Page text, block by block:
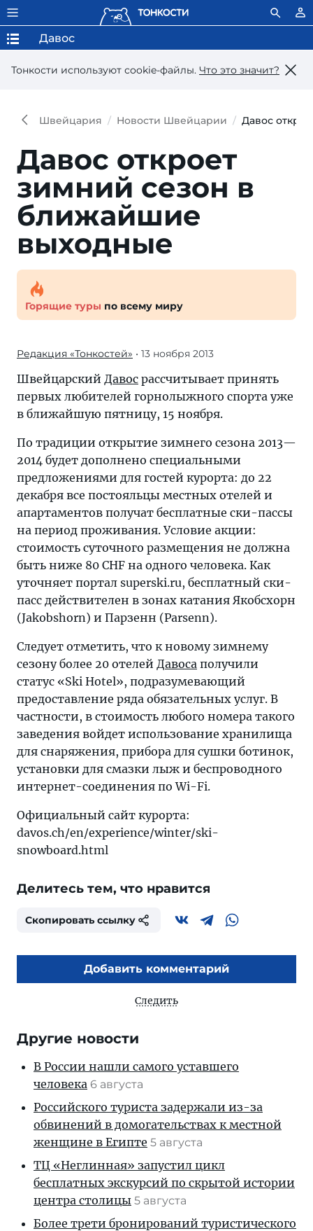
Тонкости используют сookie-файлы. Что это значит?
Давос
Швейцария Новости Швейцарии Давос
Давос откроет
зимний сезон в
ближайшие
выходные
Горящие туры по всему миру
Редакция «Тонкостей» • 13 ноября 2013
Швейцарский Давос рассчитывает принять
первых любителей горнолыжного спорта уже
в ближайшую пятницу, 15 ноября.
По традиции открытие зимнего сезона 2013—
2014 будет дополнено специальными
предложениями для гостей курорта: до 22
декабря все постояльцы местных отелей и
апартаментов получат бесплатные ски-пассы
на период проживания. Условие акции:
стоимость суточного размещения не должна
быть ниже 80 CHF на одного человека. Как
уточняет портал superski.ru, бесплатный ски-
пасс действителен в зонах катания Якобсхорн
(Jakobshorn) и Парзенн (Parsenn).
Следует отметить, что к новому зимнему
сезону более 20 отелей Давоса получили
статус «Ski Hotel», подразумевающий
предоставление ряда обязательных услуг. В
частности, в стоимость любого номера такого
заведения войдет использование хранилища
для снаряжения, прибора для сушки ботинок,
установки для смазки лыж и беспроводного
интернет-соединения по Wi-Fi.
Официальный сайт курорта:
davos.ch/en/experience/winter/ski-
snowboard.html
Делитесь тем, что нравится
Скопировать ссылку
Добавить комментарий
Следить
Другие новости
В России нашли самого уставшего
человека 6 августа
Российского туриста задержали из-за
обвинений в домогательствах к местной
женщине в Египте 5 августа
ТЦ «Неглинная» запустил цикл
бесплатных экскурсий по скрытой истории
центра столицы 5 августа
Более трети бронирований туристического